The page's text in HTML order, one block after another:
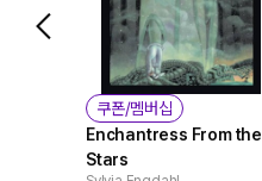
쿠폰/멤버십
Enchantress From the
Stars